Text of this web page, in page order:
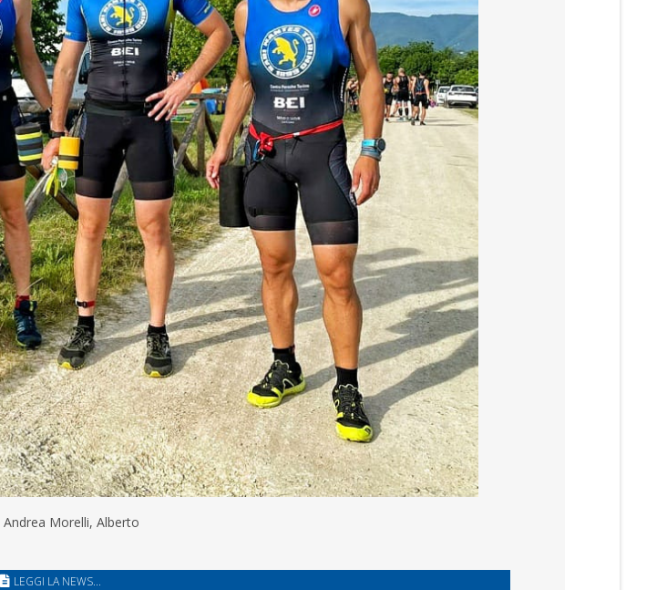
Andrea Morelli, Alberto
LEGGI LA NEWS...